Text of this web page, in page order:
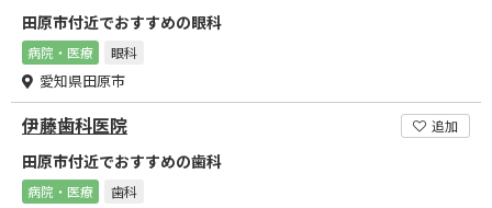
田原市付近でおすすめの眼科
病院・医療 眼科
愛知県田原市
伊藤歯科医院 追加
田原市付近でおすすめの歯科
病院・医療 歯科